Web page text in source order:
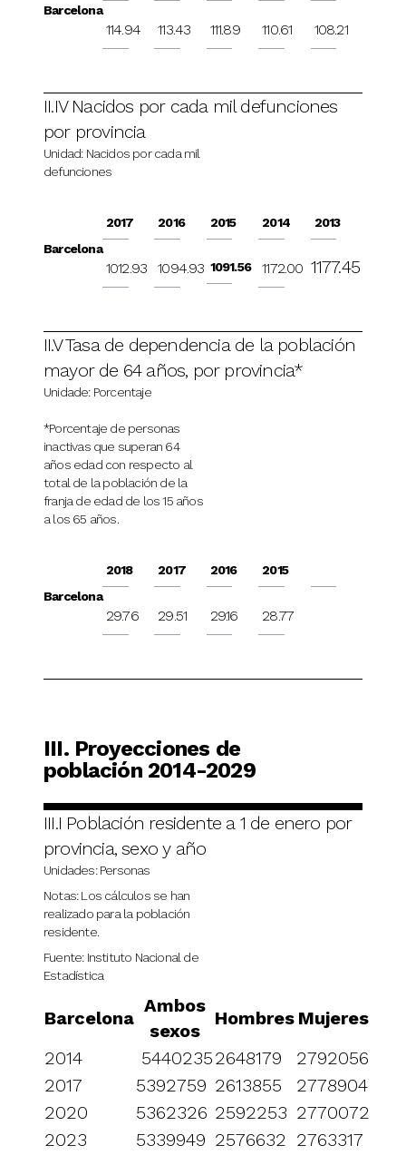
Barcelona
114.94 113.43 111.89 110.61 108.21
II.IV Nacidos por cada mil defunciones
por provincia
Unidad: Nacidos por cada mil
defunciones
Barcelona
2017
1012.93
2016
1094.93
2015
1091.56
2014
1172.00
2013
1177.45
II.V Tasa de dependencia de la población
mayor de 64 años, por provincia*
Unidade: Porcentaje
*Porcentaje de personas
inactivas que superan 64
años edad con respecto al
total de la población de la
franja de edad de los 15 años
a los 65 años.
Barcelona
2018
29.76
2017
29.51
2016
29.16
2015
28.77
III. Proyecciones de
población 2014-2029
III.I Población residente a 1 de enero por
provincia, sexo y año
Unidades: Personas
Notas: Los cálculos se han
realizado para la población
residente.
Fuente: Instituto Nacional de
Estadística
Barcelona
Ambos
sexos
Hombres Mujeres
2014
54402352648179
2792056
2017
5392759 2613855
2778904
2020
5362326 2592253 2770072
2023
5339949 2576632 2763317